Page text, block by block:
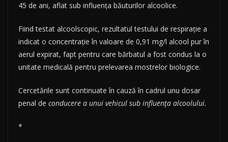
45 de ani, aflat sub influența băuturilor alcoolice.
Fiind testat alcoolscopic, rezultatul testului de respirație a
indicat o concentrație în valoare de 0,91 mg/l alcool pur în
aerul expirat, fapt pentru care bărbatul a fost condus la o
unitate medicală pentru prelevarea mostrelor biologice.
Cercetările sunt continuate în cauză în cadrul unu dosar
penal de conducere a unui vehicul sub influența alcoolului.
*